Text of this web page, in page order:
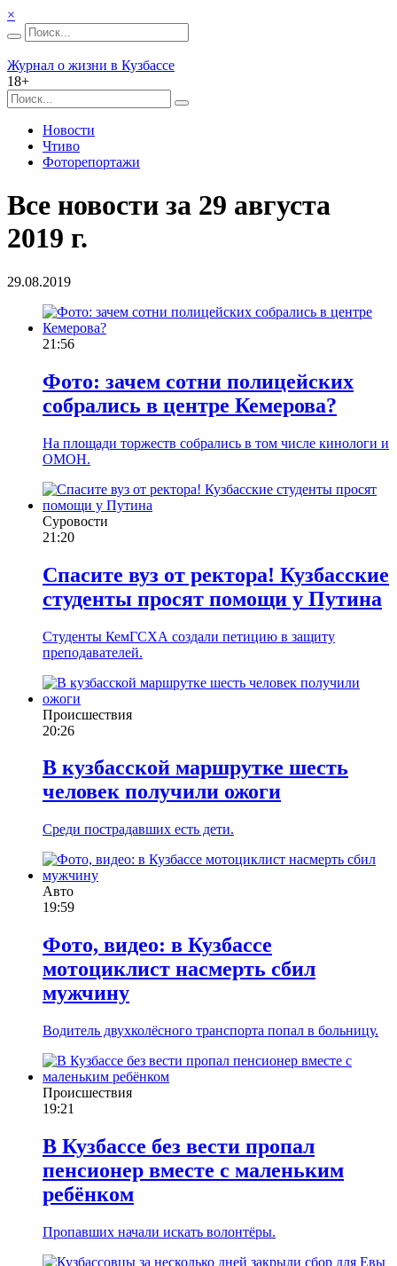
×
Журнал о жизни в Кузбассе
18+
Новости
Чтиво
Фоторепортажи
Все новости за 29 августа
2019 г.
29.08.2019
21:56
Фото: зачем сотни полицейских
собрались в центре Кемерова?
На площади торжеств собрались в том числе кинологи и
ОМОН.
Суровости
21:20
Спасите вуз от ректора! Кузбасские
студенты просят помощи у Путина
Студенты КемГСХА создали петицию в защиту
преподавателей.
Происшествия
20:26
В кузбасской маршрутке шесть
человек получили ожоги
Среди пострадавших есть дети.
Авто
19:59
Фото, видео: в Кузбассе
мотоциклист насмерть сбил
мужчину
Водитель двухколёсного транспорта попал в больницу.
Происшествия
19:21
В Кузбассе без вести пропал
пенсионер вместе с маленьким
ребёнком
Пропавших начали искать волонтёры.